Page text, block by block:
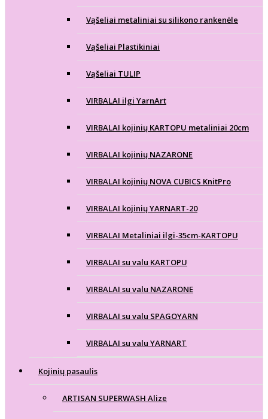
Vąšeliai metaliniai su silikono rankenėle
Vąšeliai Plastikiniai
Vąšeliai TULIP
VIRBALAI ilgi YarnArt
VIRBALAI kojinių KARTOPU metaliniai 20cm
VIRBALAI kojinių NAZARONE
VIRBALAI kojinių NOVA CUBICS KnitPro
VIRBALAI kojinių YARNART-20
VIRBALAI Metaliniai ilgi-35cm-KARTOPU
VIRBALAI su valu KARTOPU
VIRBALAI su valu NAZARONE
VIRBALAI su valu SPAGOYARN
VIRBALAI su valu YARNART
Kojinių pasaulis
ARTISAN SUPERWASH Alize